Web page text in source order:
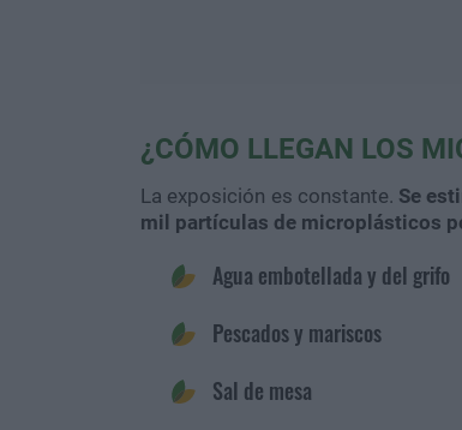
¿CÓMO LLEGAN LOS
La exposición es constante. Se
mil partículas de microplásticos
Agua embotellada y del grifo
Pescados y mariscos
Sal de mesa